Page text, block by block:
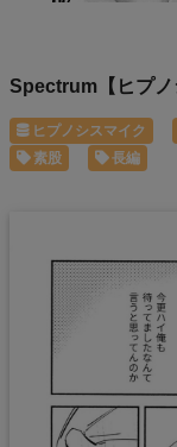
Spectrum【ヒプノ
ヒプノシスマイク
素股
長編